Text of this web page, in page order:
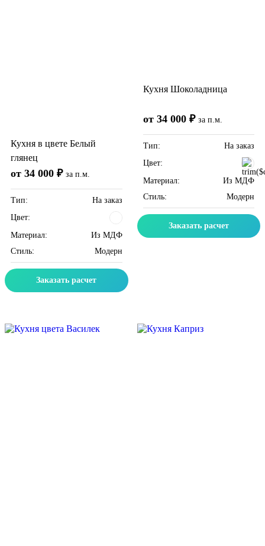
Кухня в цвете Белый
глянец
от 34 000 ₽ за п.м.
Тип:
На заказ
Цвет:
Материал:
Из МДФ
Стиль:
Модерн
Заказать расчет
Кухня Шоколадница
от 34 000 ₽ за п.м.
Тип:
На заказ
Цвет:
Материал:
Из МДФ
Стиль:
Модерн
Заказать расчет